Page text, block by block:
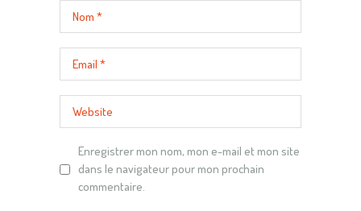
Enregistrer mon nom, mon e-mail et mon site
dans le navigateur pour mon prochain
commentaire.